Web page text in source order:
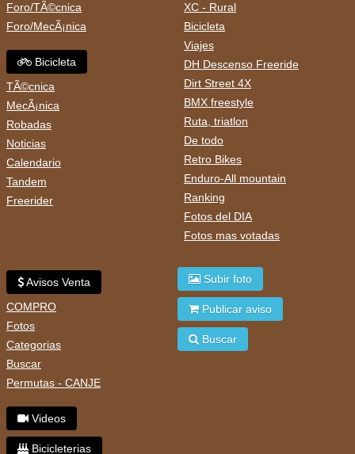
Foro/TÃ©cnica
Foro/MecÃ¡nica
Bicicleta
TÃ©cnica
MecÃ¡nica
Robadas
Noticias
Calendario
Tandem
Freerider
XC - Rural
Bicicleta
Viajes
DH Descenso Freeride
Dirt Street 4X
BMX freestyle
Ruta, triatlon
De todo
Retro Bikes
Enduro-All mountain
Ranking
Fotos del DIA
Fotos mas votadas
Avisos Venta
COMPRO
Fotos
Categorias
Buscar
Permutas - CANJE
Videos
Bicicleterias
Subir foto
Publicar aviso
Buscar